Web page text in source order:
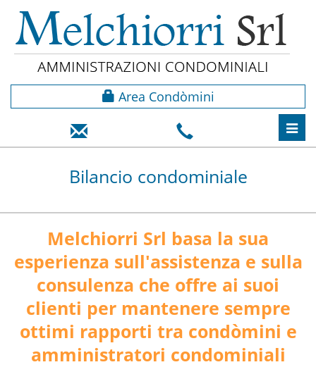
Area Condòmini
Bilancio condominiale
Melchiorri Srl basa la sua
esperienza sull'assistenza e sulla
consulenza che offre ai suoi
clienti per mantenere sempre
ottimi rapporti tra condòmini e
amministratori condominiali